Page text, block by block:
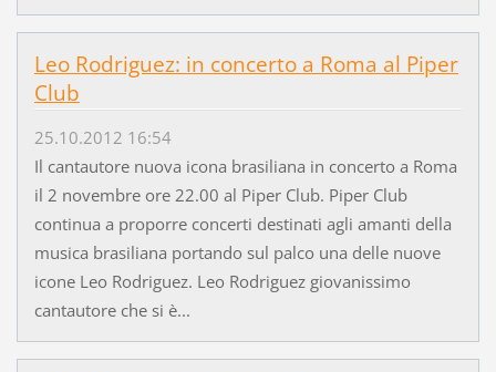
Leo Rodriguez: in concerto a Roma al Piper
Club
25.10.2012 16:54
Il cantautore nuova icona brasiliana in concerto a Roma
il 2 novembre ore 22.00 al Piper Club. Piper Club
continua a proporre concerti destinati agli amanti della
musica brasiliana portando sul palco una delle nuove
icone Leo Rodriguez. Leo Rodriguez giovanissimo
cantautore che si è...